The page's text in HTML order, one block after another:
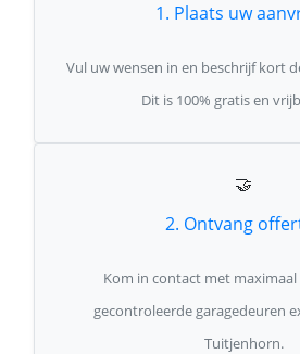
1. Plaats uw
Vul uw wensen in en beschrijf kort
Dit is 100% gratis en
🤝
2. Ontvang
Kom in contact met maximaal
gecontroleerde garagedeuren
Tuitjenhorn.